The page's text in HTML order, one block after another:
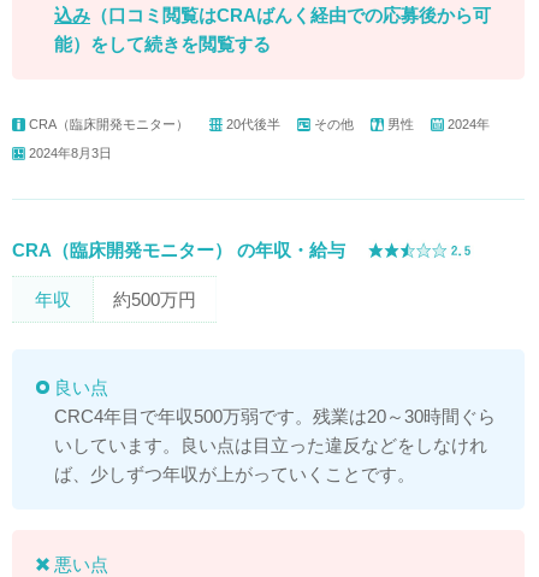
込み （口コミ閲覧はCRAばんく経由での応募後から可
能） をして続きを閲覧する
CRA（臨床開発モニター） 20代後半 その他 男性
2024年
2024年8月3日
CRA（臨床開発モニター） の年収・給与
年収 約500万円
良い点
CRC4年目で年収500万弱です。残業は20～30時間ぐら
いしています。良い点は目立った違反などをしなけれ
ば、少しずつ年収が上がっていくことです。
悪い点